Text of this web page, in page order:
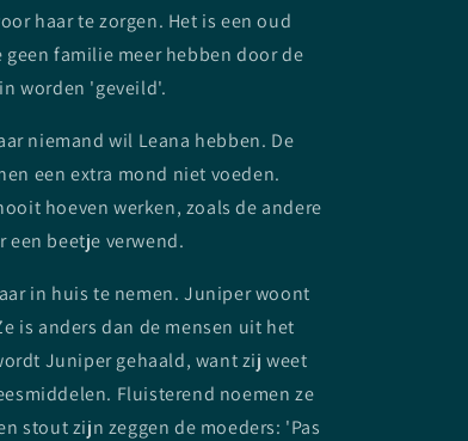
haar te zorgen. Het is een oud
familie meer hebben door de
worden 'geveild'.
niemand wil Leana hebben. De
een extra mond niet voeden.
hoeven werken, zoals de andere
een beetje verwend.
in huis te nemen. Juniper woont
is anders dan de mensen uit het
Juniper gehaald, want zij weet
Fluisterend noemen ze
stout zijn zeggen de moeders: 'Pas